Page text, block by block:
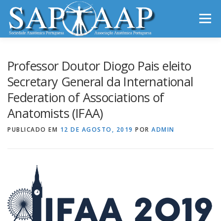
para
conteúdo
Menu
INFORMAÇÕES CONTACTOS
ARCHIVES OF ANATOMY
Professor Doutor Diogo Pais eleito
Secretary General da International
Federation of Associations of
Anatomists (IFAA)
PUBLICADO EM 12 DE AGOSTO, 2019 POR ADMIN